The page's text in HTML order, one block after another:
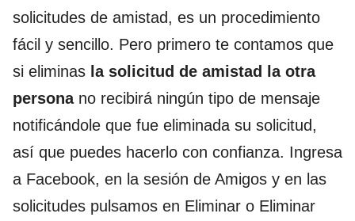
solicitudes de amistad, es un procedimiento
fácil y sencillo. Pero primero te contamos que
si eliminas la solicitud de amistad la otra
personano recibirá ningún tipo de mensaje
notificándole que fue eliminada su solicitud,
así que puedes hacerlo con confianza. Ingresa
a Facebook, en la sesión de Amigos y en las
solicitudes pulsamos en Eliminar o Eliminar